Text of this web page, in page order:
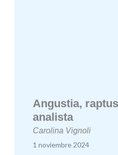
Angustia,
analista
Carolina Vignoli
1 noviembre 2024